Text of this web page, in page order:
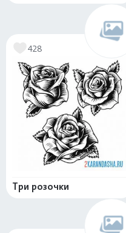
428
Три розочки